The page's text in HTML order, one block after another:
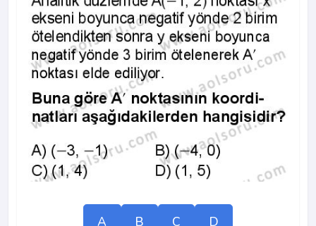
A B C D